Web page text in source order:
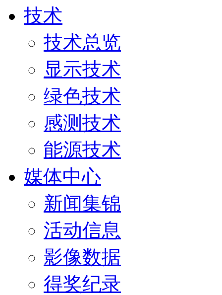
技术
技术总览
显示技术
绿色技术
感测技术
能源技术
媒体中心
新闻集锦
活动信息
影像数据
得奖纪录